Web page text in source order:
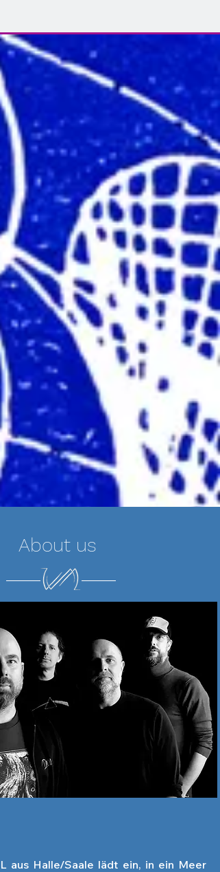
About us
aus Halle/Saale lädt ein, in ein Meer